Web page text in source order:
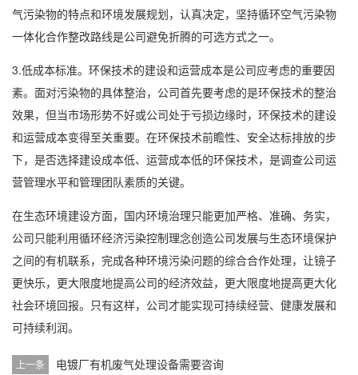
气污染物的特点和环境发展规划，认真决定，坚持循环空气污染物
一体化合作整改路线是公司避免折腾的可选方式之一。
3.低成本标准。环保技术的建设和运营成本是公司应考虑的重要因
素。面对污染物的具体整治，公司首先要考虑的是环保技术的整治
效果，但当市场形势不好或公司处于亏损边缘时，环保技术的建设
和运营成本变得至关重要。在环保技术前瞻性、安全达标排放的步
下，是否选择建设成本低、运营成本低的环保技术，是调查公司运
营管理水平和管理团队素质的关键。
在生态环境建设方面，国内环境治理只能更加严格、准确、务实，
公司只能利用循环经济污染控制理念创造公司发展与生态环境保护
之间的有机联系，完成各种环境污染问题的综合合作处理，让镜子
更快乐，更大限度地提高公司的经济效益，更大限度地提高更大化
社会环境回报。只有这样，公司才能实现可持续经营、健康发展和
可持续利润。
上一条 电镀厂有机废气处理设备需要咨询